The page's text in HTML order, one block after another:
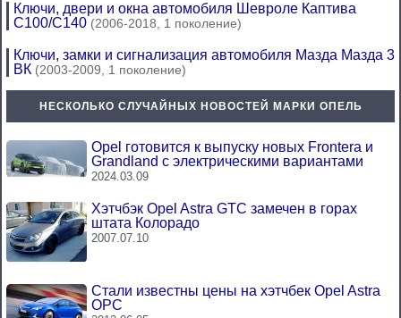
Ключи, двери и окна автомобиля Шевроле Каптива
С100/С140 (2006-2018, 1 поколение)
Ключи, замки и сигнализация автомобиля Мазда Мазда 3
ВК (2003-2009, 1 поколение)
НЕСКОЛЬКО СЛУЧАЙНЫХ НОВОСТЕЙ МАРКИ ОПЕЛЬ
Opel готовится к выпуску новых Frontera и
Grandland с электрическими вариантами
2024.03.09
Хэтчбэк Opel Astra GTC замечен в горах
штата Колорадо
2007.07.10
Стали известны цены на хэтчбек Opel Astra
OPC